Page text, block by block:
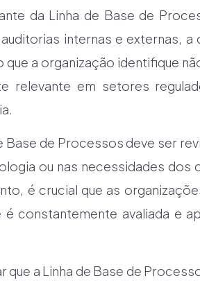
da Linha de Base de
internas e externas,
a organização identifique
relevante em setores
Base de Processos deve ser
ou nas necessidades
é crucial que as
é constantemente avaliada e
que a Linha de Base de